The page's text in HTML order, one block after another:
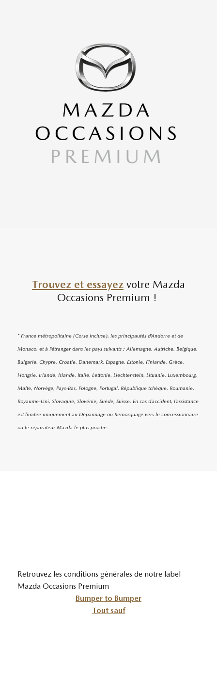
Trouvez et essayez votre Mazda
Occasions Premium !
* France métropolitaine (Corse incluse), les principautés d’Andorre et de
Monaco, et à l’étranger dans les pays suivants : Allemagne, Autriche, Belgique,
Bulgarie, Chypre, Croatie, Danemark, Espagne, Estonie, Finlande, Grèce,
Hongrie, Irlande, Islande, Italie, Lettonie, Liechtenstein, Lituanie, Luxembourg,
Malte, Norvège, Pays-Bas, Pologne, Portugal, République tchèque, Roumanie,
Royaume-Uni, Slovaquie, Slovénie, Suède, Suisse. En cas d’accident, l’assistance
est limitée uniquement au Dépannage ou Remorquage vers le concessionnaire
ou le réparateur Mazda le plus proche.
Retrouvez les conditions générales de notre label
Mazda Occasions Premium
Bumper to Bumper
Tout sauf